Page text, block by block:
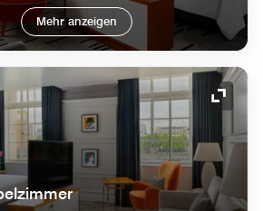
Mehr anzeigen